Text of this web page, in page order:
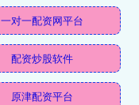
一对一配资网平台
配资炒股软件
原津配资平台